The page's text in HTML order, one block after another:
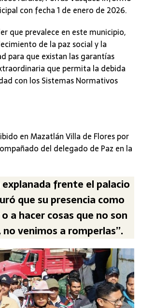
con fecha 1 de enero de 2026.
que prevalece en este municipio,
de la paz social y la
para que existan las garantías
que permita la debida
con los Sistemas Normativos
en Mazatlán Villa de Flores por
del delegado de Paz en la
frente el palacio
que su presencia como
a hacer cosas que no son
venimos a romperlas”.